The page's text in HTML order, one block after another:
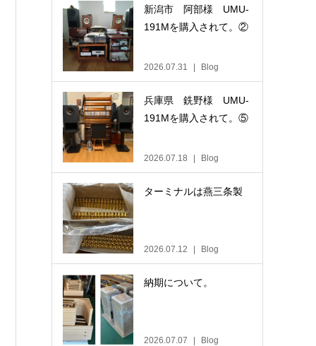
新潟市 阿部様 UMU-
191Mを購入されて。②
2026.07.31 Blog
兵庫県 銑野様 UMU-
191Mを購入されて。⑤
2026.07.18 Blog
ターミナルは燕三条製
2026.07.12 Blog
納期について。
2026.07.07 Blog